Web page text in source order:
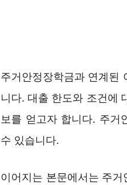
주거안정장학금과 연계된
니다. 대출 한도와 조건에
보를 얻고자 합니다. 주거
수 있습니다.
이어지는 본문에서는 주